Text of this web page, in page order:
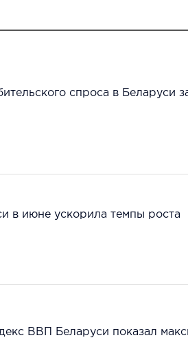
спроса в Беларуси
в июне ускорила темпы роста
ВВП Беларуси показал